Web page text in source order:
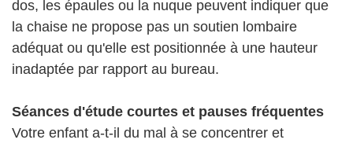
dos, les épaules ou la nuque peuvent indiquer que
la chaise ne propose pas un soutien lombaire
adéquat ou qu'elle est positionnée à une hauteur
inadaptée par rapport au bureau.
Séances d'étude courtes et pauses fréquentes
Votre enfant a-t-il du mal à se concentrer et